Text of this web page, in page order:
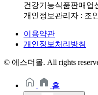
건강기능식품판매업
개인정보관리자 : 조
이용약관
개인정보처리방침
© 에스더몰. All rights
홈